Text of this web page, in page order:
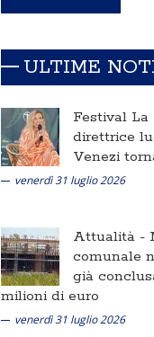
ULTIME
Festival La
direttrice
Venezi
venerdì 31 luglio 2026
Attualità -
comunale
già
milioni di euro
venerdì 31 luglio 2026